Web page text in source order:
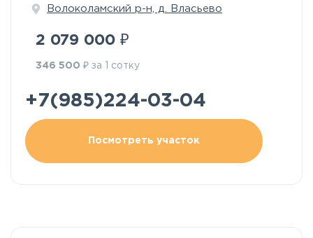
Волоколамский р-н, д. Власьево
2 079 000 ₽
346 500 ₽ за 1 сотку
+7(985)224-03-04
Посмотреть участок